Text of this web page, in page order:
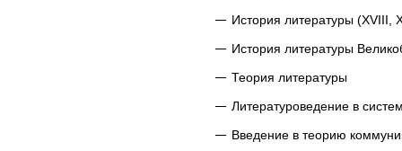
История литературы (XVIII,
История литературы
Теория литературы
Литературоведение в
Введение в теорию